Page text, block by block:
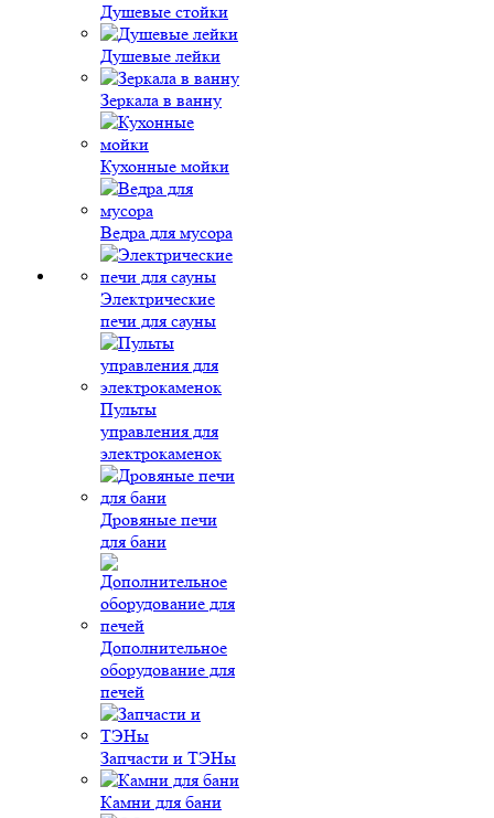
Душевые стойки
Душевые лейки
Зеркала в ванну
Кухонные мойки
Ведра для мусора
Электрические
печи для сауны
Пульты
управления для
электрокаменок
Дровяные печи
для бани
Дополнительное
оборудование для
печей
Запчасти и ТЭНы
Камни для бани